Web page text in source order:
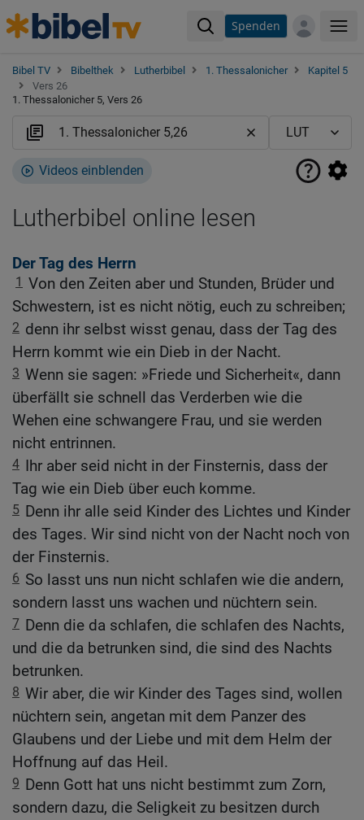
Spenden
Bibel TV Bibelthek Lutherbibel 1. Thessalonicher
Kapitel 5
Vers 26
1. Thessalonicher 5, Vers 26
Videos einblenden
Lutherbibel online lesen
Der Tag des Herrn
1 Von den Zeiten aber und Stunden, Brüder und
Schwestern, ist es nicht nötig, euch zu schreiben;
2 denn ihr selbst wisst genau, dass der Tag des
Herrn kommt wie ein Dieb in der Nacht.
3 Wenn sie sagen: »Friede und Sicherheit«, dann
überfällt sie schnell das Verderben wie die
Wehen eine schwangere Frau, und sie werden
nicht entrinnen.
4 Ihr aber seid nicht in der Finsternis, dass der
Tag wie ein Dieb über euch komme.
5 Denn ihr alle seid Kinder des Lichtes und Kinder
des Tages. Wir sind nicht von der Nacht noch von
der Finsternis.
6 So lasst uns nun nicht schlafen wie die andern,
sondern lasst uns wachen und nüchtern sein.
7 Denn die da schlafen, die schlafen des Nachts,
und die da betrunken sind, die sind des Nachts
betrunken.
8 Wir aber, die wir Kinder des Tages sind, wollen
nüchtern sein, angetan mit dem Panzer des
Glaubens und der Liebe und mit dem Helm der
Hoffnung auf das Heil.
9 Denn Gott hat uns nicht bestimmt zum Zorn,
sondern dazu, die Seligkeit zu besitzen durch